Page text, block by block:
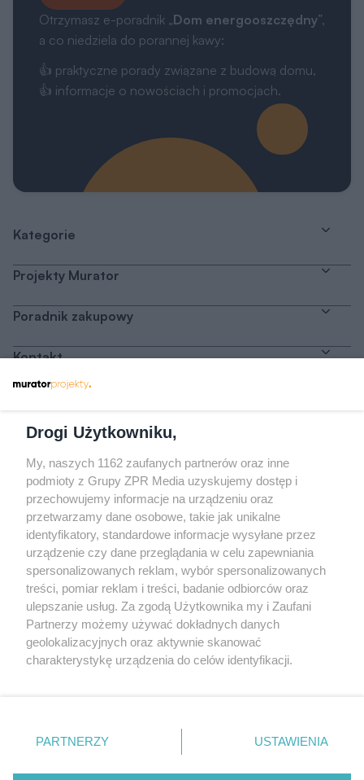
Otrzymasz e-poradnik „Dom energooszczędny”,
a co niedziela do porannej kawy:
👍 praktyczne porady związane z budową domu,
👍 informacje o nowościach i promocjach.
Kategorie
Projekty Murator
Poradnik zakupowy
Kontakt
Odwiedź grupę na Facebooku
Gdybym budował drugi raz - mądry Polak
przed budową
Forum Muratora
Drogi Użytkowniku,
My, naszych 1162 zaufanych partnerów oraz inne
podmioty z Grupy ZPR Media uzyskujemy dostęp i
przechowujemy informacje na urządzeniu oraz
przetwarzamy dane osobowe, takie jak unikalne
identyfikatory, standardowe informacje wysyłane przez
urządzenie czy dane przeglądania w celu zapewniania
spersonalizowanych reklam, wybór spersonalizowanych
treści, pomiar reklam i treści, badanie odbiorców oraz
ulepszanie usług. Za zgodą Użytkownika my i Zaufani
Partnerzy możemy używać dokładnych danych
geolokalizacyjnych oraz aktywnie skanować
charakterystykę urządzenia do celów identyfikacji.
zmienić/wycofać klikając przycisk ustawień prywatności
znajdujący się w lewym dolnym rogu strony
rodzaje przetwarzania danych nie wymagają zgody
PARTNERZY USTAWIENIA